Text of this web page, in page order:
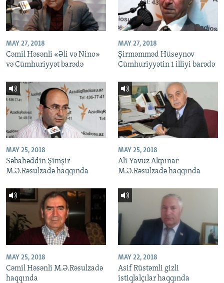
MAY 27, 2018
Cəmil Həsənli «Əli və Nino»
və Cümhuriyyət barədə
MAY 27, 2018
Şirməmməd Hüseynov
Cümhuriyyətin 1 illiyi barədə
MAY 25, 2018
Səbahəddin Şimşir
M.Ə.Rəsulzadə haqqında
MAY 25, 2018
Ali Yavuz Akpınar
M.Ə.Rəsulzadə haqqında
MAY 25, 2018
Cəmil Həsənli M.Ə.Rəsulzadə
haqqında
MAY 22, 2018
Asif Rüstəmli gizli
istiqlalçılar haqqında